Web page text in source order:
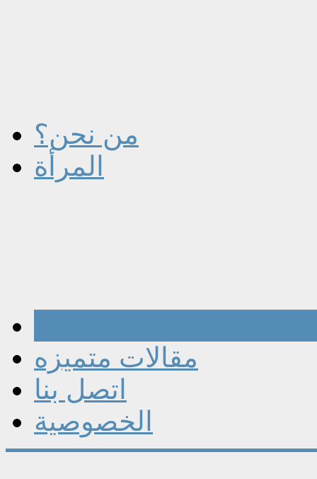
من نحن؟
المرأة
مقالات متميزه
اتصل بنا
الخصوصية